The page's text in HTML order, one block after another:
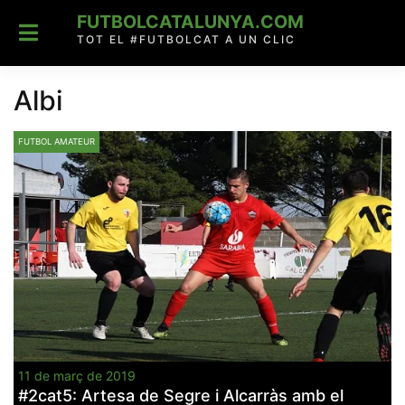
content
FUTBOLCATALUNYA.COM
TOT EL #FUTBOLCAT A UN CLIC
Albi
FUTBOL AMATEUR
11 de març de 2019
#2cat5: Artesa de Segre i Alcarràs amb el